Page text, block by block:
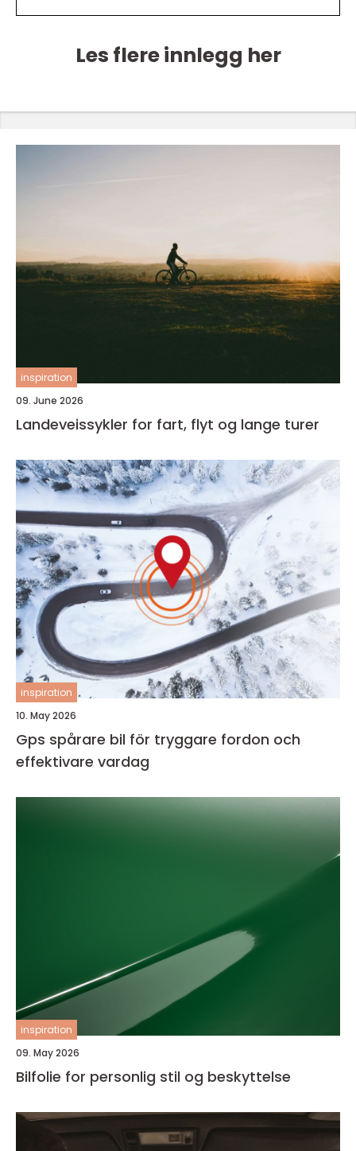
Les flere innlegg her
inspiration
09. June 2026
Landeveissykler for fart, flyt og lange turer
inspiration
10. May 2026
Gps spårare bil för tryggare fordon och
effektivare vardag
inspiration
09. May 2026
Bilfolie for personlig stil og beskyttelse